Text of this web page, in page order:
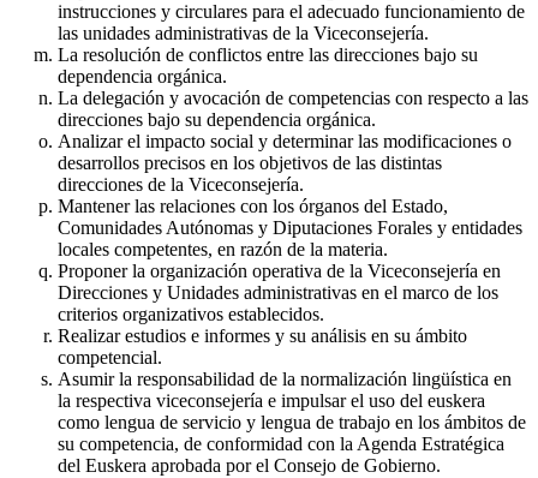
instrucciones y circulares para el adecuado funcionamiento de
las unidades administrativas de la Viceconsejería.
La resolución de conflictos entre las direcciones bajo su
dependencia orgánica.
La delegación y avocación de competencias con respecto a las
direcciones bajo su dependencia orgánica.
Analizar el impacto social y determinar las modificaciones o
desarrollos precisos en los objetivos de las distintas
direcciones de la Viceconsejería.
Mantener las relaciones con los órganos del Estado,
Comunidades Autónomas y Diputaciones Forales y entidades
locales competentes, en razón de la materia.
Proponer la organización operativa de la Viceconsejería en
Direcciones y Unidades administrativas en el marco de los
criterios organizativos establecidos.
Realizar estudios e informes y su análisis en su ámbito
competencial.
Asumir la responsabilidad de la normalización lingüística en
la respectiva viceconsejería e impulsar el uso del euskera
como lengua de servicio y lengua de trabajo en los ámbitos de
su competencia, de conformidad con la Agenda Estratégica
del Euskera aprobada por el Consejo de Gobierno.